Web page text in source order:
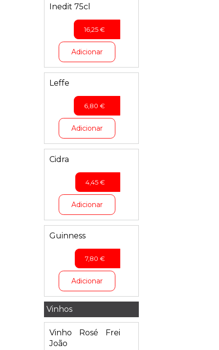
Inedit 75cl
16,25€
Adicionar
Leffe
6,80 €
Adicionar
Cidra
4,45€
Adicionar
Guinness
7,80 €
Adicionar
Vinhos
Vinho Rosé Frei
João